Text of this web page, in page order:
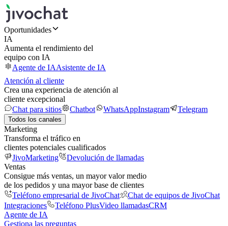
Oportunidades
IA
Aumenta el rendimiento del
equipo con IA
Agente de IAAsistente de IA
Atención al cliente
Crea una experiencia de atención al
cliente excepcional
Chat para sitios
Chatbot WhatsAppInstagram Telegram
Todos los canales
Marketing
Transforma el tráfico en
clientes potenciales cualificados
JivoMarketing
Devolución de llamadas
Ventas
Consigue más ventas, un mayor valor medio
de los pedidos y una mayor base de clientes
Teléfono empresarial de JivoChat
Chat de equipos de JivoChat
Integraciones
Teléfono PlusVideo llamadasCRM
Agente de IA
Gestiona las preguntas